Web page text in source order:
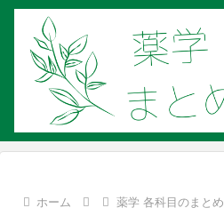
ホーム 薬学 各科目のまとめ